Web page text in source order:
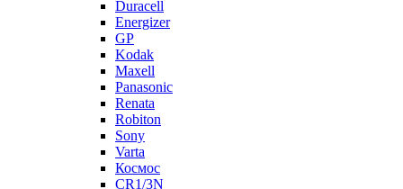
Duracell
Energizer
GP
Kodak
Maxell
Panasonic
Renata
Robiton
Sony
Varta
Космос
CR1/3N